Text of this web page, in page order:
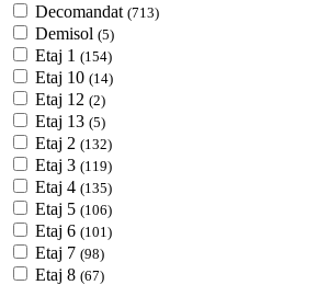
Decomandat (713)
Demisol (5)
Etaj 1 (154)
Etaj 10 (14)
Etaj 12 (2)
Etaj 13 (5)
Etaj 2 (132)
Etaj 3 (119)
Etaj 4 (135)
Etaj 5 (106)
Etaj 6 (101)
Etaj 7 (98)
Etaj 8 (67)